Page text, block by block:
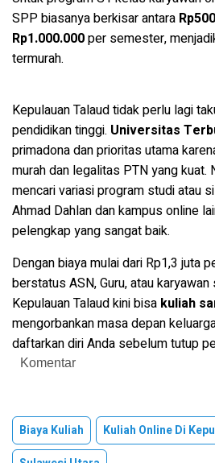
SPP biasanya berkisar antara
Rp1.000.000per semester,
termurah.
Kepulauan Talaud tidak perlu lagi
pendidikan tinggi. Universitas
primadona dan prioritas utama
murah dan legalitas PTN yang kuat.
mencari variasi program studi atau
Ahmad Dahlan dan kampus online
pelengkap yang sangat baik.
Dengan biaya mulai dari Rp1,3 juta
berstatus ASN, Guru, atau
Kepulauan Talaud kini bisa kuliah
mengorbankan masa depan
daftarkan diri Anda sebelum tutup
Komentar
Biaya Kuliah
Kuliah Online Di